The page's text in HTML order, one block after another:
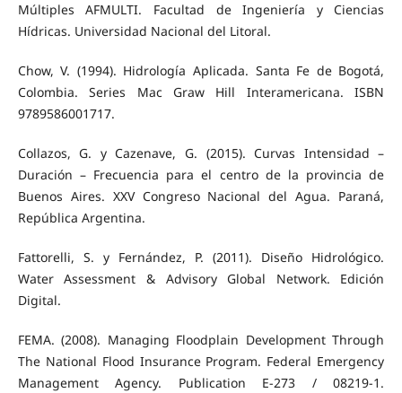
Múltiples AFMULTI. Facultad de Ingeniería y Ciencias
Hídricas. Universidad Nacional del Litoral.
Chow, V. (1994). Hidrología Aplicada. Santa Fe de Bogotá,
Colombia. Series Mac Graw Hill Interamericana. ISBN
9789586001717.
Collazos, G. y Cazenave, G. (2015). Curvas Intensidad –
Duración – Frecuencia para el centro de la provincia de
Buenos Aires. XXV Congreso Nacional del Agua. Paraná,
República Argentina.
Fattorelli, S. y Fernández, P. (2011). Diseño Hidrológico.
Water Assessment & Advisory Global Network. Edición
Digital.
FEMA. (2008). Managing Floodplain Development Through
The National Flood Insurance Program. Federal Emergency
Management Agency. Publication E-273 / 08219-1.